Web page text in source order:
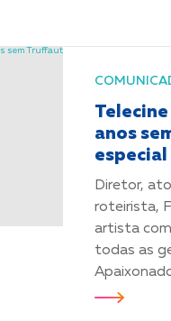
anos
especial
Diretor,
roteirista,
artista
todas as